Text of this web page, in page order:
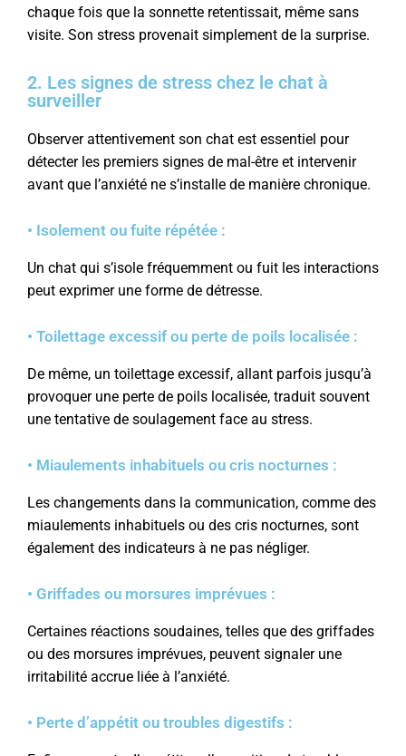
chaque fois que la sonnette retentissait, même sans
visite. Son stress provenait simplement de la surprise.
2. Les signes de stress chez le chat à
surveiller
Observer attentivement son chat est essentiel pour
détecter les premiers signes de mal-être et intervenir
avant que l’anxiété ne s’installe de manière chronique.
• Isolement ou fuite répétée :
Un chat qui s’isole fréquemment ou fuit les interactions
peut exprimer une forme de détresse.
• Toilettage excessif ou perte de poils localisée :
De même, un toilettage excessif, allant parfois jusqu’à
provoquer une perte de poils localisée, traduit souvent
une tentative de soulagement face au stress.
• Miaulements inhabituels ou cris nocturnes :
Les changements dans la communication, comme des
miaulements inhabituels ou des cris nocturnes, sont
également des indicateurs à ne pas négliger.
• Griffades ou morsures imprévues :
Certaines réactions soudaines, telles que des griffades
ou des morsures imprévues, peuvent signaler une
irritabilité accrue liée à l’anxiété.
• Perte d’appétit ou troubles digestifs :